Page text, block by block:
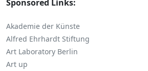
Sponsored Links:
Akademie der Künste
Alfred Ehrhardt Stiftung
Art Laboratory Berlin
Art up